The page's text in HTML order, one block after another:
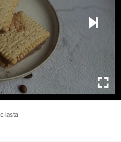
ciasta